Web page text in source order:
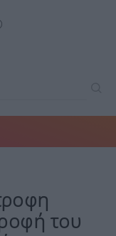
του